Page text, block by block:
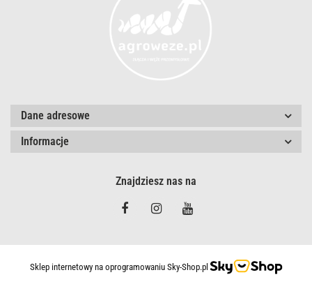
Dane adresowe
Informacje
Znajdziesz nas na
Sklep internetowy na oprogramowaniu Sky-Shop.pl